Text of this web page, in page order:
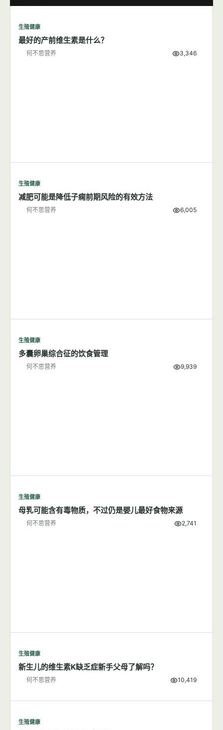
生殖健康
最好的产前维生素是什么？
何不思营养 3,346
生殖健康
减肥可能是降低子痫前期风险的有效方法
何不思营养 6,005
生殖健康
多囊卵巢综合征的饮食管理
何不思营养 9,939
生殖健康
母乳可能含有毒物质，不过仍是婴儿最好食物来源
何不思营养 2,741
生殖健康
新生儿的维生素K缺乏症新手父母了解吗？
何不思营养 10,419
生殖健康